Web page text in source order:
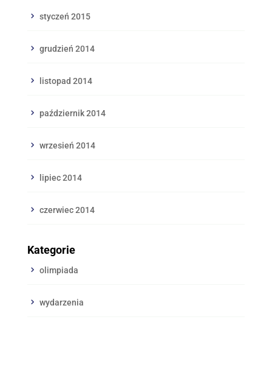
styczeń 2015
grudzień 2014
listopad 2014
październik 2014
wrzesień 2014
lipiec 2014
czerwiec 2014
Kategorie
olimpiada
wydarzenia